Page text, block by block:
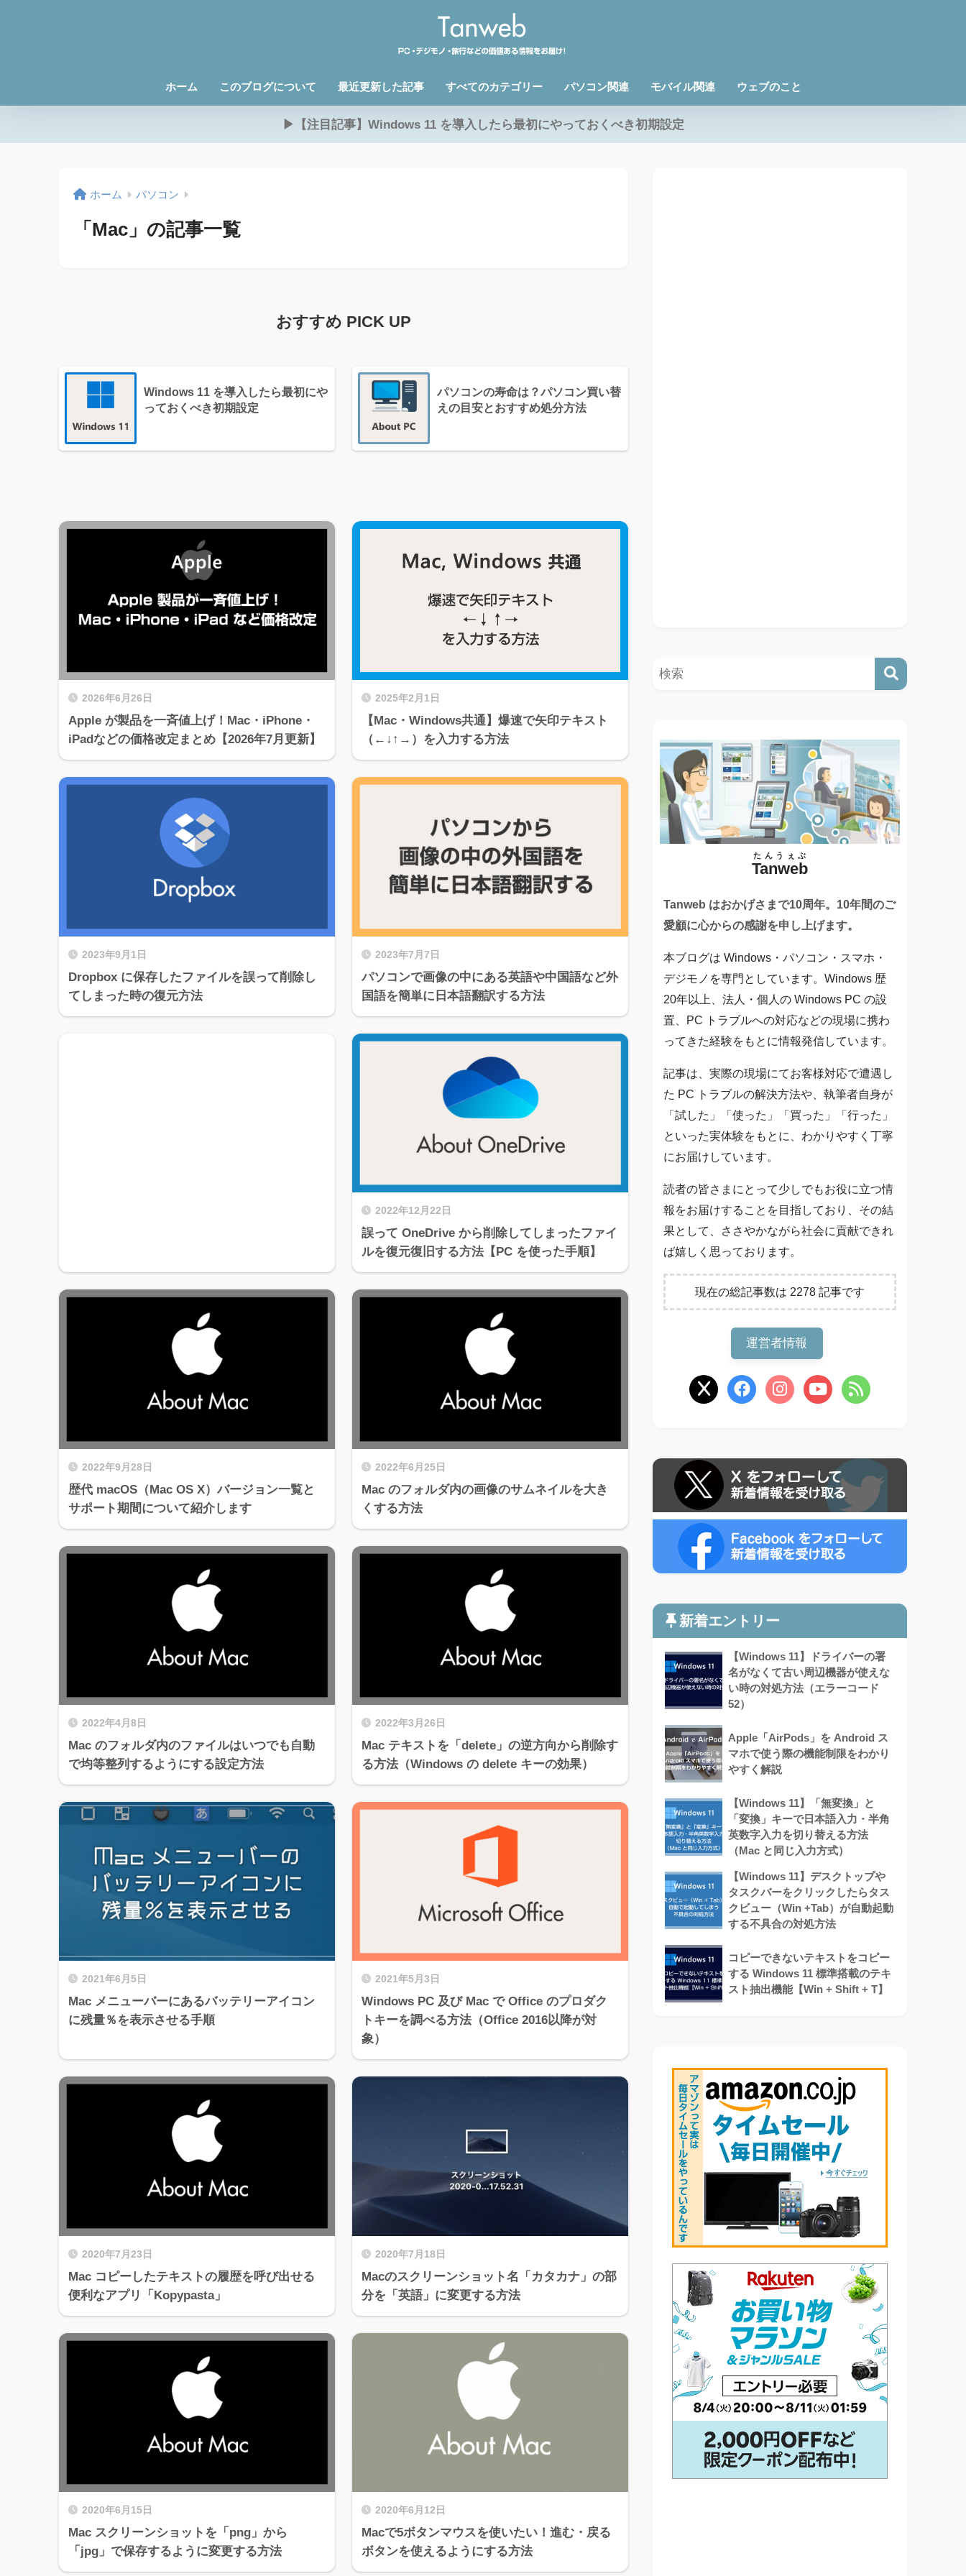
ホーム このブログについて 最近更新した記事 すべてのカテゴリー パソコン関連 モバイル関連 ウェブのこと
▶【注目記事】Windows 11 を導入したら最初にやっておくべき初期設定
ホーム パソコン
「Mac」の記事一覧
おすすめ PICK UP
Windows 11 を導入したら最初にや
っておくべき初期設定
パソコンの寿命は？パソコン買い替
えの目安とおすすめ処分方法
2026年6月26日
Apple が製品を一斉値上げ！Mac・iPhone・
iPadなどの価格改定まとめ【2026年7月更新】
2025年2月1日
【Mac・Windows共通】爆速で矢印テキスト
（←↓↑→）を入力する方法
2023年9月1日
Dropbox に保存したファイルを誤って削除し
てしまった時の復元方法
2023年7月7日
パソコンで画像の中にある英語や中国語など外
国語を簡単に日本語翻訳する方法
2022年12月22日
誤って OneDrive から削除してしまったファイ
ルを復元復旧する方法【PC を使った手順】
2022年9月28日
歴代 macOS（Mac OS X）バージョン一覧と
サポート期間について紹介します
2022年6月25日
Mac のフォルダ内の画像のサムネイルを大き
くする方法
2022年4月8日
Mac のフォルダ内のファイルはいつでも自動
で均等整列するようにする設定方法
2022年3月26日
Mac テキストを「delete」の逆方向から削除す
る方法（Windows の delete キーの効果）
2021年6月5日
Mac メニューバーにあるバッテリーアイコン
に残量％を表示させる手順
2021年5月3日
Windows PC 及び Mac で Office のプロダク
トキーを調べる方法（Office 2016以降が対
象）
2020年7月23日
Mac コピーしたテキストの履歴を呼び出せる
便利なアプリ「Kopypasta」
2020年7月18日
Macのスクリーンショット名「カタカナ」の部
分を「英語」に変更する方法
2020年6月15日
Mac スクリーンショットを「png」から
「jpg」で保存するように変更する方法
2020年6月12日
Macで5ボタンマウスを使いたい！進む・戻る
ボタンを使えるようにする方法
Tanweb
たんうぇぶ
Tanweb はおかげさまで10周年。10年間のご
愛顧に心からの感謝を申し上げます。
本ブログは Windows・パソコン・スマホ・
デジモノを専門としています。Windows 歴
20年以上、法人・個人の Windows PC の設
置、PC トラブルへの対応などの現場に携わ
ってきた経験をもとに情報発信しています。
記事は、実際の現場にてお客様対応で遭遇し
た PC トラブルの解決方法や、執筆者自身が
「試した」「使った」「買った」「行った」
といった実体験をもとに、わかりやすく丁寧
にお届けしています。
読者の皆さまにとって少しでもお役に立つ情
報をお届けすることを目指しており、その結
果として、ささやかながら社会に貢献できれ
ば嬉しく思っております。
現在の総記事数は 2278 記事です
運営者情報
新着エントリー
【Windows 11】ドライバーの署
名がなくて古い周辺機器が使えな
い時の対処方法（エラーコード
52）
Apple「AirPods」を Android ス
マホで使う際の機能制限をわかり
やすく解説
【Windows 11】「無変換」と
「変換」キーで日本語入力・半角
英数字入力を切り替える方法
（Mac と同じ入力方式）
【Windows 11】デスクトップや
タスクバーをクリックしたらタス
クビュー（Win +Tab）が自動起動
する不具合の対処方法
コピーできないテキストをコピー
する Windows 11 標準搭載のテキ
スト抽出機能【Win + Shift + T】